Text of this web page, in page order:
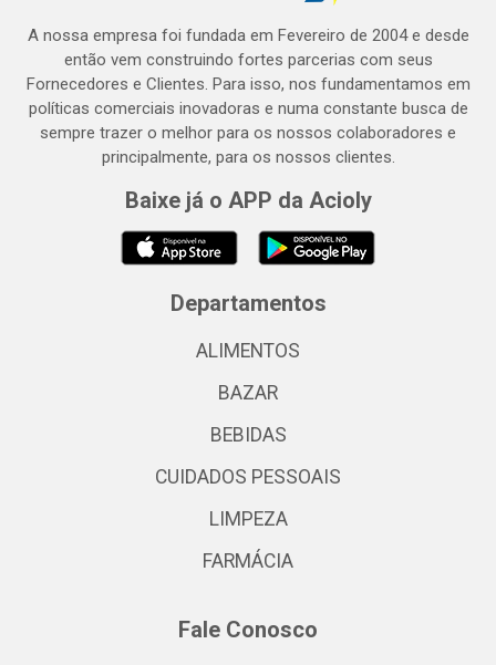
A nossa empresa foi fundada em Fevereiro de 2004 e desde
então vem construindo fortes parcerias com seus
Fornecedores e Clientes. Para isso, nos fundamentamos em
políticas comerciais inovadoras e numa constante busca de
sempre trazer o melhor para os nossos colaboradores e
principalmente, para os nossos clientes.
Baixe já o APP da Acioly
Departamentos
ALIMENTOS
BAZAR
BEBIDAS
CUIDADOS PESSOAIS
LIMPEZA
FARMÁCIA
Fale Conosco